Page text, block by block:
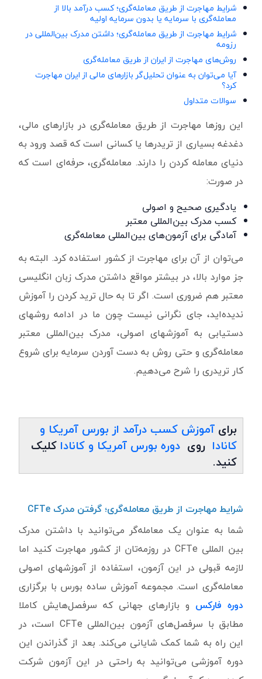
شرایط مهاجرت از طریق معامله‌گری؛ کسب درآمد بالا از
معامله‌گری با سرمایه یا بدون سرمایه اولیه
شرایط مهاجرت از طریق معامله‌گری؛ داشتن مدرک بین‌المللی در
رزومه
روش‌های مهاجرت از ایران از طریق معامله‌گری
آیا می‌توان به عنوان تحلیل‌گر بازارهای مالی از ایران مهاجرت
کرد؟
سوالات متداول
این روزها مهاجرت از طریق معامله‌گری در بازارهای مالی،
دغدغه بسیاری از تریدرها یا کسانی است که قصد ورود به
دنیای معامله کردن را دارند. معامله‌گری، حرفه‌ای است که
در صورت:
یادگیری صحیح و اصولی
کسب مدرک بین‌المللی معتبر
آمادگی برای آزمون‌های بین‌المللی معامله‌گری
می‌توان از آن برای مهاجرت از کشور استفاده کرد. البته به
جز موارد بالا، در بیشتر مواقع داشتن مدرک زبان انگلیسی
معتبر هم ضروری است. اگر تا به حال ترید کردن را آموزش
ندیده‌اید، جای نگرانی نیست چون ما در ادامه روشهای
دستیابی به آموزشهای اصولی، مدرک بین‌المللی معتبر
معامله‌گری و حتی روش به دست آوردن سرمایه برای شروع
کار تریدری را شرح می‌دهیم.
برای آموزش کسب درآمد از بورس آمریکا و
کانادا روی دوره بورس آمریکا و کانادا کلیک
کنید.
شرایط مهاجرت از طریق معامله‌گری؛ گرفتن مدرک CFTe
شما به عنوان یک معامله‌گر می‌توانید با داشتن مدرک
بین المللی CFTe در روزمه‌تان از کشور مهاجرت کنید اما
لازمه قبولی در این آزمون، استفاده از آموزشهای اصولی
معامله‌گری است. مجموعه آموزش ساده بورس با برگزاری
دوره‌ فارکس و بازارهای جهانی که سرفصل‌هایش کاملا
مطابق با سرفصل‌های آزمون بین‌المللی CFTe است، در
این راه به شما کمک شایانی می‌کند. بعد از گذراندن این
دوره آموزشی می‌توانید به راحتی در این آزمون شرکت